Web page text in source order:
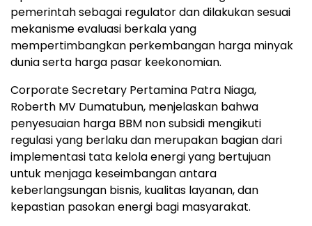
pemerintah sebagai regulator dan dilakukan sesuai
mekanisme evaluasi berkala yang
mempertimbangkan perkembangan harga minyak
dunia serta harga pasar keekonomian.
Corporate Secretary Pertamina Patra Niaga,
Roberth MV Dumatubun, menjelaskan bahwa
penyesuaian harga BBM non subsidi mengikuti
regulasi yang berlaku dan merupakan bagian dari
implementasi tata kelola energi yang bertujuan
untuk menjaga keseimbangan antara
keberlangsungan bisnis, kualitas layanan, dan
kepastian pasokan energi bagi masyarakat.